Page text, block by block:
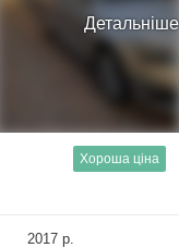
Детальніше
Хороша ціна
2017 р.